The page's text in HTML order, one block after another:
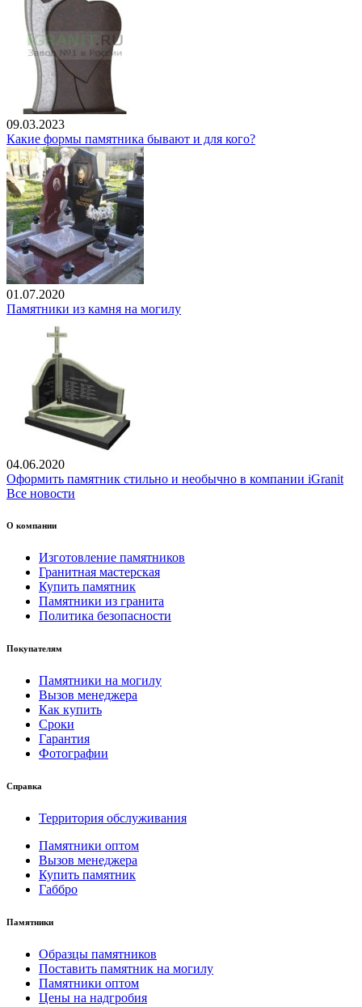
09.03.2023
Какие формы памятника бывают и для кого?
01.07.2020
Памятники из камня на могилу
04.06.2020
Оформить памятник стильно и необычно в компании iGranit
Все новости
О компании
Изготовление памятников
Гранитная мастерская
Купить памятник
Памятники из гранита
Политика безопасности
Покупателям
Памятники на могилу
Вызов менеджера
Как купить
Сроки
Гарантия
Фотографии
Справка
Территория обслуживания
Памятники оптом
Вызов менеджера
Купить памятник
Габбро
Памятники
Образцы памятников
Поставить памятник на могилу
Памятники оптом
Цены на надгробия